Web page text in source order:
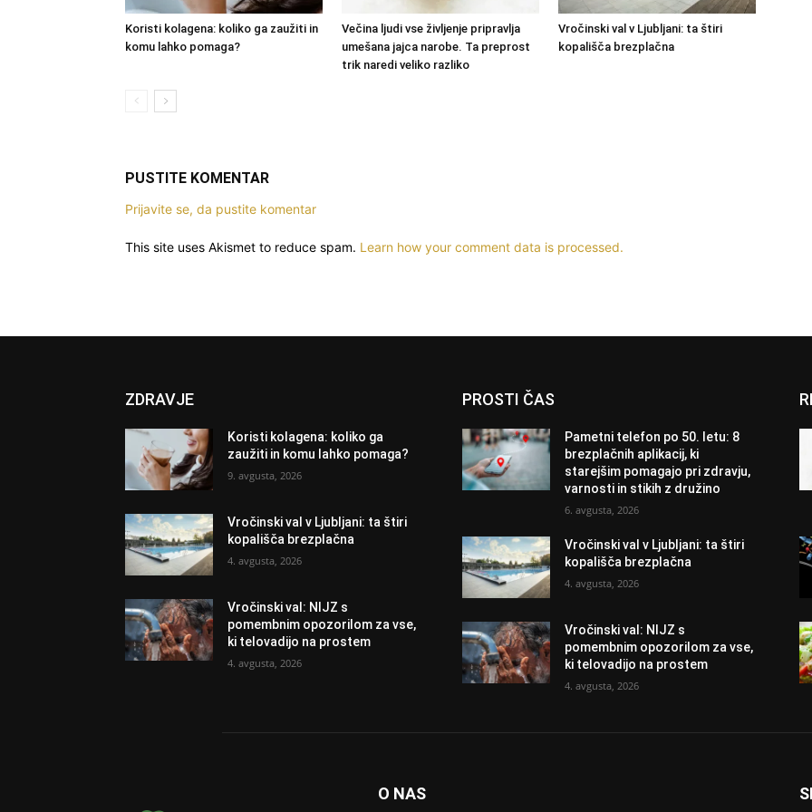
Koristi kolagena: koliko ga zaužiti in
komu lahko pomaga?
Večina ljudi vse življenje pripravlja
umešana jajca narobe. Ta preprost
trik naredi veliko razliko
Vročinski val v Ljubljani: ta štiri
kopališča brezplačna
PUSTITE KOMENTAR
Prijavite se, da pustite komentar
This site uses Akismet to reduce spam. Learn how your comment data is processed.
ZDRAVJE
Koristi kolagena: koliko ga
zaužiti in komu lahko pomaga?
9. avgusta, 2026
Vročinski val v Ljubljani: ta štiri
kopališča brezplačna
4. avgusta, 2026
Vročinski val: NIJZ s
pomembnim opozorilom za vse,
ki telovadijo na prostem
4. avgusta, 2026
PROSTI ČAS
Pametni telefon po 50. letu: 8
brezplačnih aplikacij, ki
starejšim pomagajo pri zdravju,
varnosti in stikih z družino
6. avgusta, 2026
Vročinski val v Ljubljani: ta štiri
kopališča brezplačna
4. avgusta, 2026
Vročinski val: NIJZ s
pomembnim opozorilom za vse,
ki telovadijo na prostem
4. avgusta, 2026
O NAS